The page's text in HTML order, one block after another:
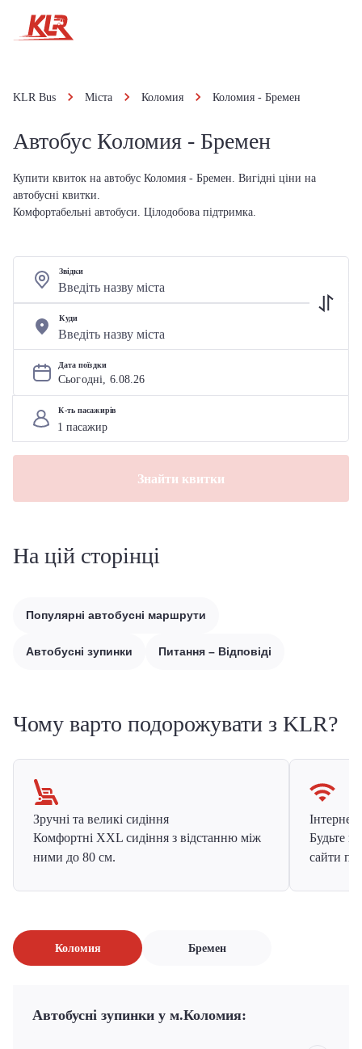
KLR Bus Міста Коломия Коломия - Бремен
Автобус Коломия - Бремен
Купити квиток на автобус Коломия - Бремен. Вигідні ціни на
автобусні квитки.
Комфортабельні автобуси. Цілодобова підтримка.
Звідки
Куди
Дата поїздки
Сьогодні, 6.08.26
К-ть пасажирів
Знайти квитки
На цій сторінці
Популярні автобусні маршрути
Автобусні зупинки Питання – Відповіді
Чому варто подорожувати з KLR?
Зручні та великі сидіння
Комфортні XXL сидіння з відстанню між
ними до 80 см.
Інтернет
Будьте
сайти
Коломия Бремен
Автобусні зупинки у м.Коломия: